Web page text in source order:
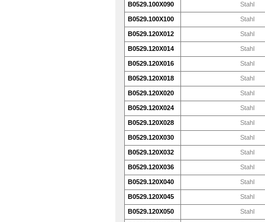
B0529.100X090 Stahl
B0529.100X100 Stahl
B0529.120X012 Stahl
B0529.120X014 Stahl
B0529.120X016 Stahl
B0529.120X018 Stahl
B0529.120X020 Stahl
B0529.120X024 Stahl
B0529.120X028 Stahl
B0529.120X030 Stahl
B0529.120X032 Stahl
B0529.120X036 Stahl
B0529.120X040 Stahl
B0529.120X045 Stahl
B0529.120X050 Stahl